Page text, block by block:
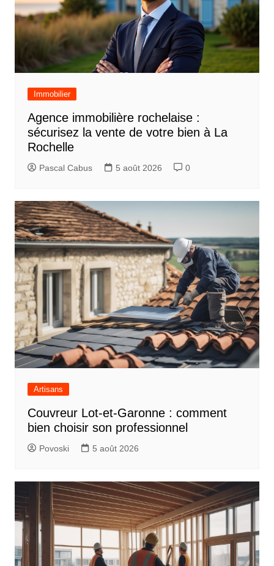
Immobilier
Agence immobilière rochelaise :
sécurisez la vente de votre bien à La
Rochelle
Pascal Cabus 5 août 2026 0
Artisans
Couvreur Lot-et-Garonne : comment
bien choisir son professionnel
Povoski 5 août 2026